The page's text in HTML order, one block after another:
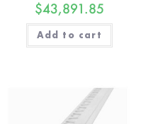
$43,891.85
Add to cart